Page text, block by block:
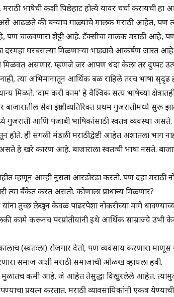
मराठी भाषेची कशी पिछेहाट होत्ये यावर चर्चा करायची
आढळते की बऱ्याच गाळ्यांचे मालक मराठी आहेत, पण त्या
पण चालवणारा शेट्टी आहे. टॅक्सीचा मालक मराठी आहे,
दरमहा घरबसल्या मिळणाऱ्या भाड्याचे आकर्षण जास्त
मिळवत असणार. म्हणजे जर आपण धंदा केला तर दुप्पट
त्या अभिमानातून आर्थिक बळ राहिले तरच भाषा
मिळते. ‘दाम करी काम’ हे वैश्विक सत्य भाषेच्या
सेवा इंग्रजीव्यतिरिक्त प्रथम गुजरातीमध्ये सुरू
गुजराती आणि पंजाबी भाषिकांसाठी स्वतंत्र व्यवस्था
होते. ही सगळी मंडळी मराठीद्वेष्टी आहेत अशातला भाग
हे खरे कारण आहे. बाजाराला स्वतःची भाषा नसते.
म्हणून आम्ही नुसता आरडोरडा करतो. पण दहा मराठी
त्या बँकेत करत असतो. कोणाला प्राधान्य मिळणार?
यांना तुच्छ लेखून केवळ पांढरपेशा नोकरीच्या मागे
कामे करूनच परप्रांतीयांनी इथे आर्थिक साम्राज्ये उभी
(स्वतःला) रोजगार देतो, पण व्यवसाय करणारा माणूस
समाज अशी मराठी समाजाची ओळख व्हायला हवी.
मुळातच कमी आहे. जे आहेत तेसुद्धा विखुरलेले आहेत.
प्रयत्न करतात. मराठी व्यावसायिकांनी एकत्र